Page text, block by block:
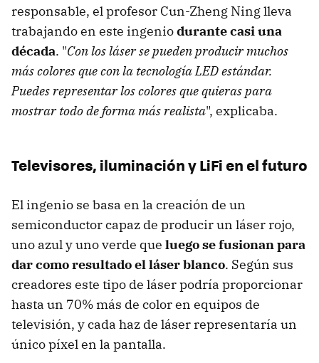
responsable, el profesor Cun-Zheng Ning lleva
trabajando en este ingeniodurante casi una
década. "Con los láser se pueden producir muchos
más colores que con la tecnología LED estándar.
Puedes representar los colores que quieras para
mostrar todo de forma más realista", explicaba.
Televisores, iluminación y LiFi en el futuro
El ingenio se basa en la creación de un
semiconductor capaz de producir un láser rojo,
uno azul y uno verde que luego se fusionan para
dar como resultado el láser blanco. Según sus
creadores este tipo de láser podría proporcionar
hasta un 70% más de color en equipos de
televisión, y cada haz de láser representaría un
único píxel en la pantalla.